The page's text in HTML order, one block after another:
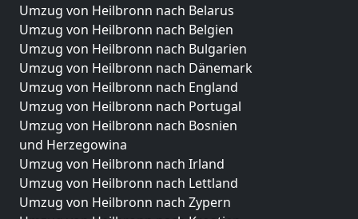
Umzug von Heilbronn nach Belarus
Umzug von Heilbronn nach Belgien
Umzug von Heilbronn nach Bulgarien
Umzug von Heilbronn nach Dänemark
Umzug von Heilbronn nach England
Umzug von Heilbronn nach Portugal
Umzug von Heilbronn nach Bosnien
und Herzegowina
Umzug von Heilbronn nach Irland
Umzug von Heilbronn nach Lettland
Umzug von Heilbronn nach Zypern